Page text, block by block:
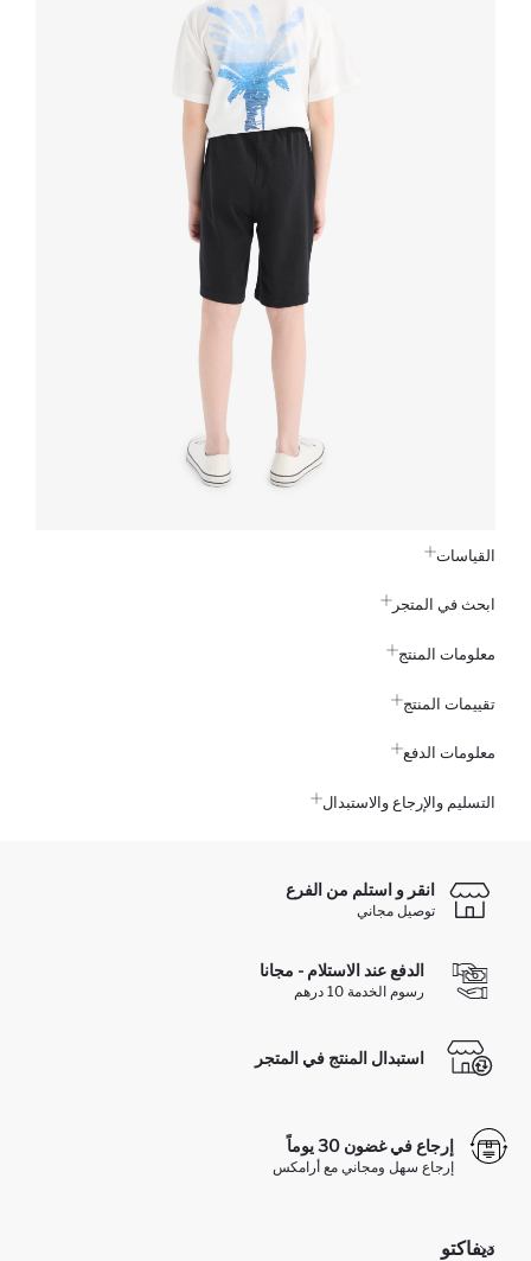
القياسات
ابحث في المتجر
معلومات المنتج
تقييمات المنتج
معلومات الدفع
التسليم والإرجاع والاستبدال
انقر و استلم من الفرع
توصيل مجاني
الدفع عند الاستلام - مجانا
رسوم الخدمة 10 درهم
استبدال المنتج في المتجر
إرجاع في غضون 30 يوماً
إرجاع سهل ومجاني مع أرامكس
ديفاكتو